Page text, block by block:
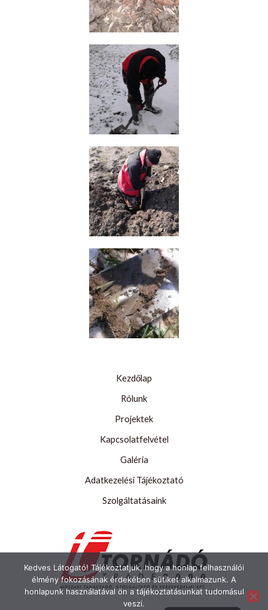
Kezdőlap
Rólunk
Projektek
Kapcsolatfelvétel
Galéria
Adatkezelési Tájékoztató
Szolgáltatásaink
Kedves Látogató! Tájékoztatjuk, hogy a honlap felhasználói
élmény fokozásának érdekében sütiket alkalmazunk. A
honlapunk használatával ön a tájékoztatásunkat tudomásul
veszi.